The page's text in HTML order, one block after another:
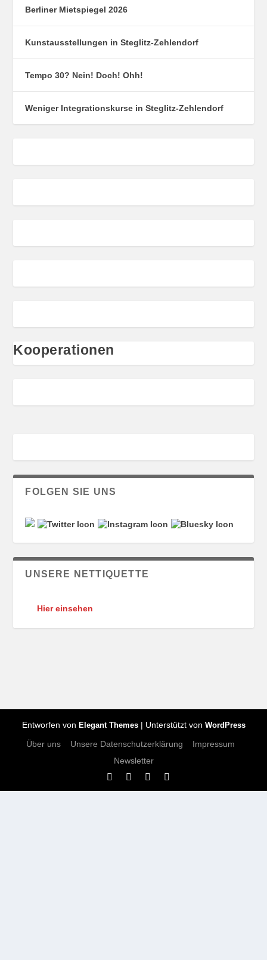
Berliner Mietspiegel 2026
Kunstausstellungen in Steglitz-Zehlendorf
Tempo 30? Nein! Doch! Ohh!
Weniger Integrationskurse in Steglitz-Zehlendorf
Kooperationen
FOLGEN SIE UNS
UNSERE NETTIQUETTE
Hier einsehen
Entworfen von Elegant Themes| Unterstützt von WordPress
Über uns Unsere Datenschutzerklärung
Impressum
Newsletter